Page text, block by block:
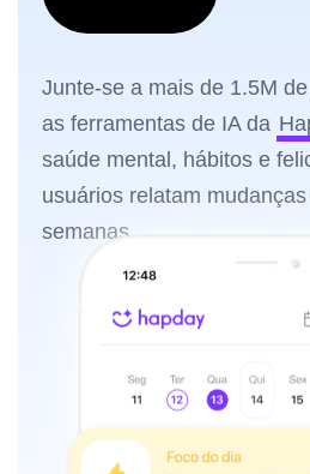
Junte-se a mais de 1.5M
as ferramentas de IA da
saúde mental, hábitos e
usuários relatam
semanas.